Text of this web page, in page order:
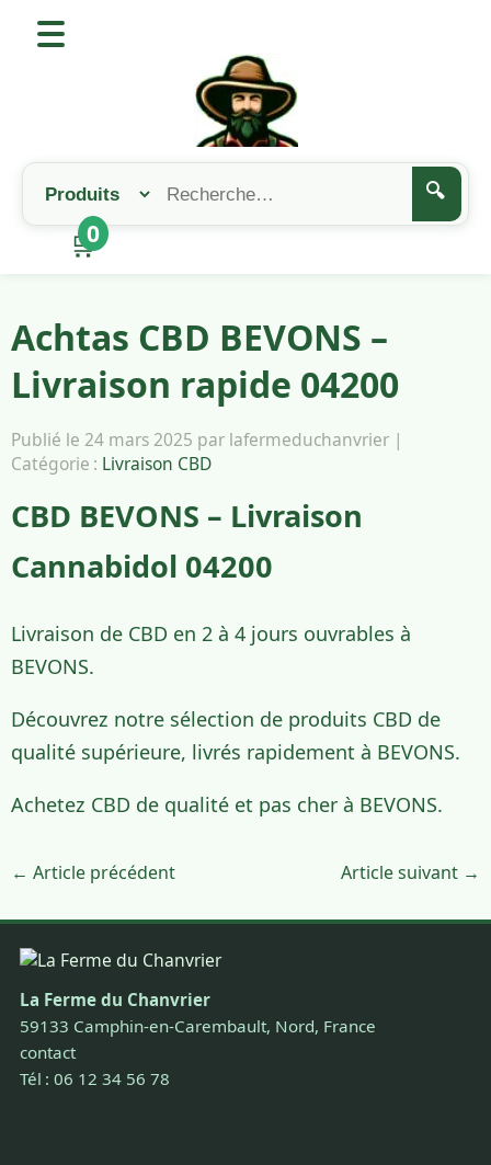
🔍
🛒
0
Achtas CBD BEVONS –
Livraison rapide 04200
Publié le 24 mars 2025 par lafermeduchanvrier |
Catégorie : Livraison CBD
CBD BEVONS – Livraison
Cannabidol 04200
Livraison de CBD en 2 à 4 jours ouvrables à
BEVONS.
Découvrez notre sélection de produits CBD de
qualité supérieure, livrés rapidement à BEVONS.
Achetez CBD de qualité et pas cher à BEVONS.
← Article précédent Article suivant →
La Ferme du Chanvrier
59133 Camphin-en-Carembault, Nord, France
contact
Tél : 06 12 34 56 78